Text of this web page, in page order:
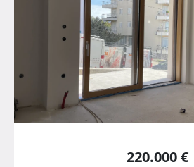
220.000 €